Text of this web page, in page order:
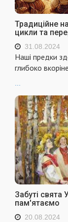
Традиційне
цикли та
31.08.2024
Наші предки
глибоко
Забуті свята
пам'ятаємо
20.08.2024